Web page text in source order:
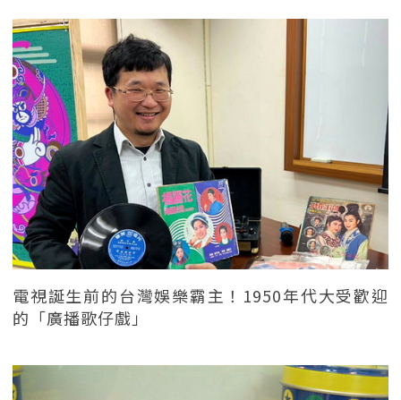
電視誕生前的台灣娛樂霸主！1950年代大受歡迎
的「廣播歌仔戲」